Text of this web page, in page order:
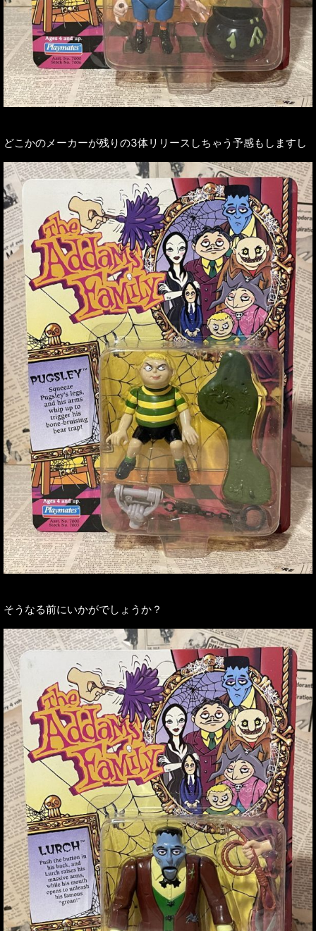
どこかのメーカーが残りの3体リリースしちゃう予感もしますし
そうなる前にいかがでしょうか？